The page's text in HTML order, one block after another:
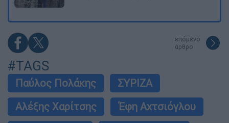
επόμενο
άρθρο
#TAGS
Παύλος Πολάκης
ΣΥΡΙΖΑ
Αλέξης Χαρίτσης
Έφη Αχτσιόγλου